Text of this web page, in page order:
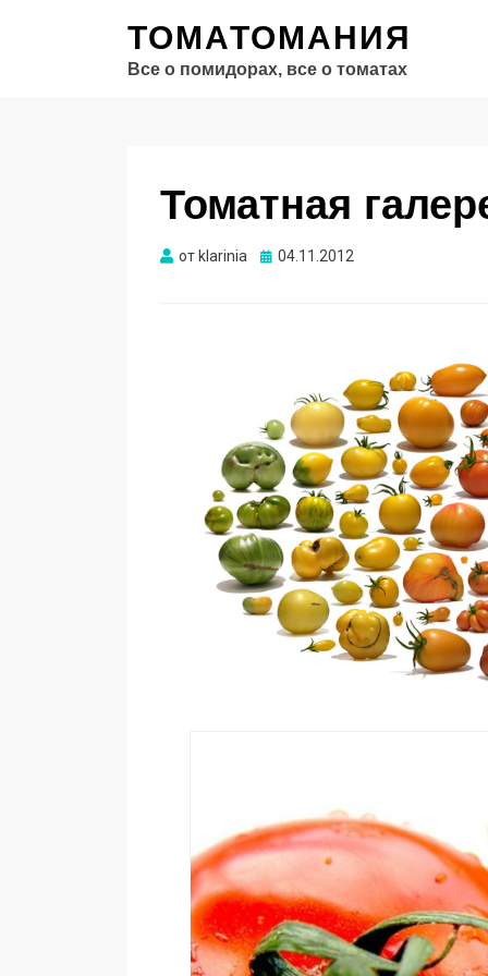
ТОМАТОМАНИЯ
Все о помидорах, все о томатах
Томатная
от klarinia Опубликовано
04.11.2012